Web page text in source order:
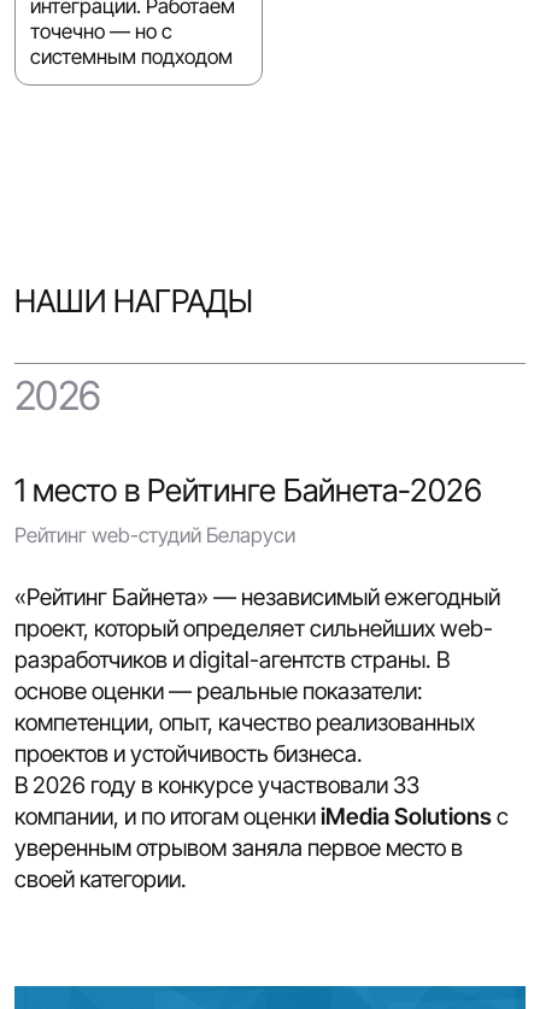
интеграции. Работаем
точечно — но с
системным подходом
НАШИ НАГРАДЫ
2026
1 место в Рейтинге Байнета-2026
Рейтинг web-студий Беларуси
«Рейтинг Байнета» — независимый ежегодный
проект, который определяет сильнейших web-
разработчиков и digital-агентств страны. В
основе оценки — реальные показатели:
компетенции, опыт, качество реализованных
проектов и устойчивость бизнеса.
В 2026 году в конкурсе участвовали 33
компании, и по итогам оценкиiMedia Solutionsс
уверенным отрывом заняла первое место в
своей категории.